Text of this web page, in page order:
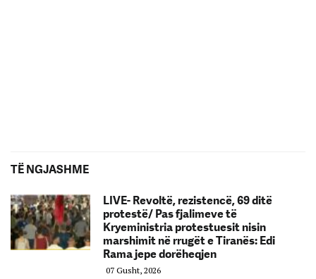
TË NGJASHME
LIVE- Revoltë, rezistencë, 69 ditë
protestë/ Pas fjalimeve të
Kryeministria protestuesit nisin
marshimit në rrugët e Tiranës: Edi
Rama jepe dorëheqjen
07 Gusht, 2026